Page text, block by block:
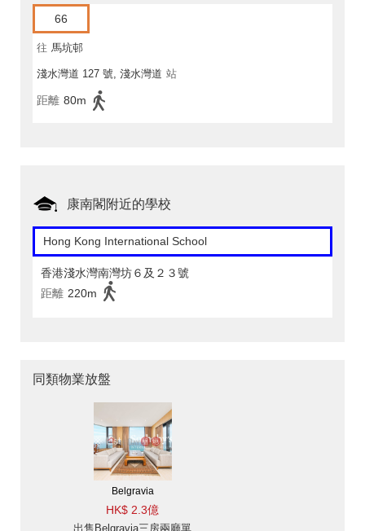
66
往 馬坑邨
淺水灣道 127 號, 淺水灣道 站
距離 80m
康南閣附近的學校
Hong Kong International School
香港淺水灣南灣坊６及２３號
距離 220m
同類物業放盤
Belgravia
HK$ 2.3億
出售Belgravia三房兩廳單